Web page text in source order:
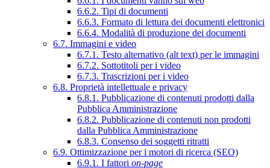
6.6.2. Tipi di documenti
6.6.3. Formato di lettura dei documenti elettronici
6.6.4. Modalità di produzione dei documenti
6.7. Immagini e video
6.7.1. Testo alternativo (alt text) per le immagini
6.7.2. Sottotitoli per i video
6.7.3. Trascrizioni per i video
6.8. Proprietà intellettuale e privacy
6.8.1. Pubblicazione di contenuti prodotti dalla
Pubblica Amministrazione
6.8.2. Pubblicazione di contenuti non prodotti
dalla Pubblica Amministrazione
6.8.3. Consenso dei soggetti ritratti
6.9. Ottimizzazione per i motori di ricerca (SEO)
6.9.1. I fattori on-page